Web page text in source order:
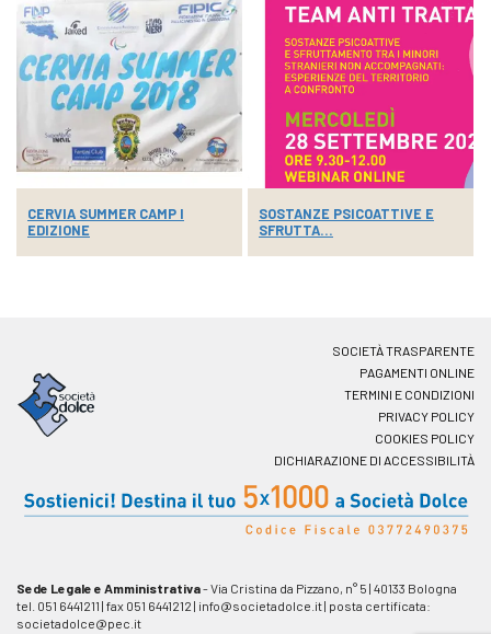
CERVIA SUMMER CAMP I
EDIZIONE
SOSTANZE PSICOATTIVE E
SFRUTTA...
SOCIETÀ TRASPARENTE
PAGAMENTI ONLINE
TERMINI E CONDIZIONI
PRIVACY POLICY
COOKIES POLICY
DICHIARAZIONE DI ACCESSIBILITÀ
Sede Legale e Amministrativa- Via Cristina da Pizzano, n° 5 | 40133 Bologna
tel. 051 6441211 | fax 051 6441212 | info@societadolce.it| posta certificata:
societadolce@pec.it